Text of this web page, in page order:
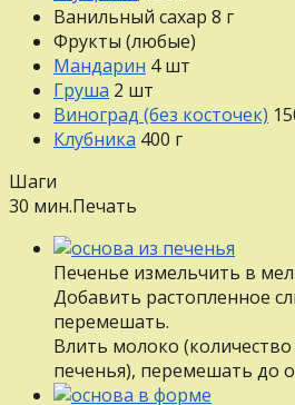
Ванильный сахар 8 г
Фрукты (любые)
Мандарин 4шт
Груша 2 шт
Виноград (без косточек)
Клубника 400 г
Шаги
30 мин.Печать
Печенье измельчить в
Добавить растопленное
перемешать.
Влить молоко
печенья), перемешать до